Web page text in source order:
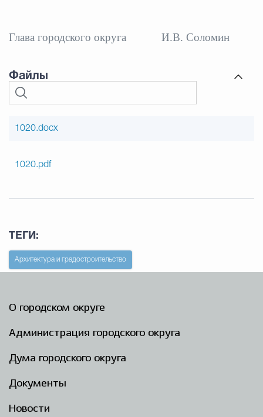
Глава городского округа И.В. Соломин
Файлы
1020.docx
1020.pdf
ТЕГИ:
Архитектура и градостроительство
О городском округе
Администрация городского округа
Дума городского округа
Документы
Новости